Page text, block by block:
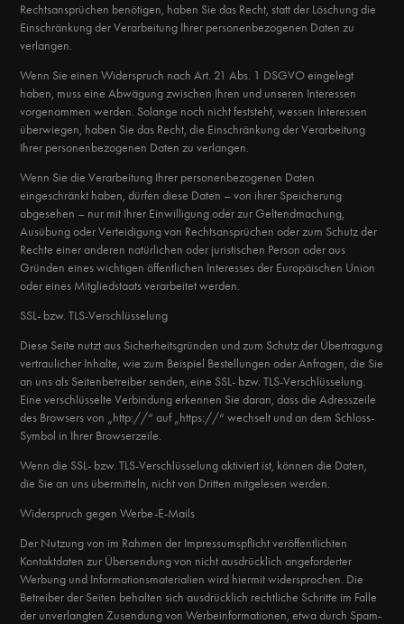
Rechtsansprüchen benötigen, haben Sie das Recht, statt der Löschung die
Einschränkung der Verarbeitung Ihrer personenbezogenen Daten zu
verlangen.
Wenn Sie einen Widerspruch nach Art. 21 Abs. 1 DSGVO eingelegt
haben, muss eine Abwägung zwischen Ihren und unseren Interessen
vorgenommen werden. Solange noch nicht feststeht, wessen Interessen
überwiegen, haben Sie das Recht, die Einschränkung der Verarbeitung
Ihrer personenbezogenen Daten zu verlangen.
Wenn Sie die Verarbeitung Ihrer personenbezogenen Daten
eingeschränkt haben, dürfen diese Daten – von ihrer Speicherung
abgesehen – nur mit Ihrer Einwilligung oder zur Geltendmachung,
Ausübung oder Verteidigung von Rechtsansprüchen oder zum Schutz der
Rechte einer anderen natürlichen oder juristischen Person oder aus
Gründen eines wichtigen öffentlichen Interesses der Europäischen Union
oder eines Mitgliedstaats verarbeitet werden.
SSL- bzw. TLS-Verschlüsselung
Diese Seite nutzt aus Sicherheitsgründen und zum Schutz der Übertragung
vertraulicher Inhalte, wie zum Beispiel Bestellungen oder Anfragen, die Sie
an uns als Seitenbetreiber senden, eine SSL- bzw. TLS-Verschlüsselung.
Eine verschlüsselte Verbindung erkennen Sie daran, dass die Adresszeile
des Browsers von „http://“ auf „https://“ wechselt und an dem Schloss-
Symbol in Ihrer Browserzeile.
Wenn die SSL- bzw. TLS-Verschlüsselung aktiviert ist, können die Daten,
die Sie an uns übermitteln, nicht von Dritten mitgelesen werden.
Widerspruch gegen Werbe-E-Mails
Der Nutzung von im Rahmen der Impressumspflicht veröffentlichten
Kontaktdaten zur Übersendung von nicht ausdrücklich angeforderter
Werbung und Informationsmaterialien wird hiermit widersprochen. Die
Betreiber der Seiten behalten sich ausdrücklich rechtliche Schritte im Falle
der unverlangten Zusendung von Werbeinformationen, etwa durch Spam-